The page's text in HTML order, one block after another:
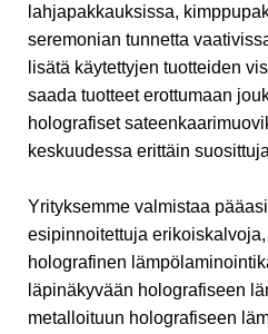
lahjapakkauksissa,
seremonian tunnetta
lisätä käytettyjen tuotteiden
saada tuotteet erottumaan
holografiset
keskuudessa erittäin
Yrityksemme valmistaa
esipinnoitettuja
holografinen
läpinäkyvään holografiseen
metalloituun holografiseen